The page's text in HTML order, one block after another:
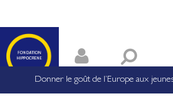
Donner le goût de l’Europe aux